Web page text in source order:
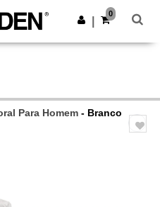
Obter app
0
Para Homem - Branco